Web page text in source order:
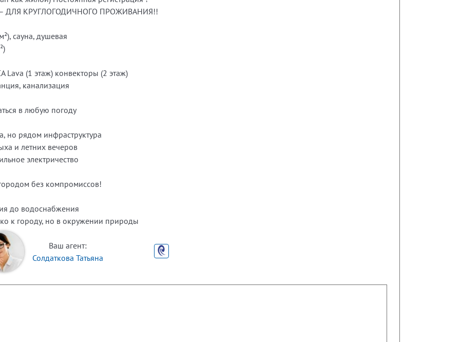
– ДЛЯ КРУГЛОГОДИЧНОГО ПРОЖИВАНИЯ!!
сауна, душевая
Lava (1 этаж) конвекторы (2 этаж)
канализация
в любую погоду
но рядом инфраструктура
и летних вечеров
электричество
без компромиссов!
до водоснабжения
к городу, но в окружении природы
Ваш агент:
Солдаткова Татьяна